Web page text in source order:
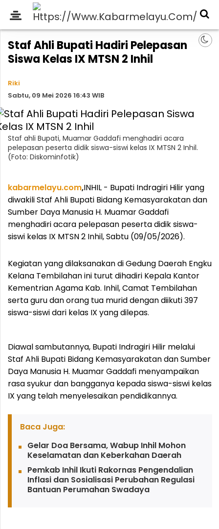
Staf Ahli Bupati Hadiri Pelepasan
Siswa Kelas IX MTSN 2 Inhil
Riki
Sabtu, 09 Mei 2026 16:43 WIB
Staf ahli Bupati, Muamar Gaddafi menghadiri acara
pelepasan peserta didik siswa-siswi kelas IX MTSN 2 Inhil.
(Foto: Diskominfotik)
kabarmelayu.com,INHIL - Bupati Indragiri Hilir yang
diwakili Staf Ahli Bupati Bidang Kemasyarakatan dan
Sumber Daya Manusia H. Muamar Gaddafi
menghadiri acara pelepasan peserta didik siswa-
siswi kelas IX MTSN 2 Inhil, Sabtu (09/05/2026).
Kegiatan yang dilaksanakan di Gedung Daerah Engku
Kelana Tembilahan ini turut dihadiri Kepala Kantor
Kementrian Agama Kab. Inhil, Camat Tembilahan
serta guru dan orang tua murid dengan diikuti 397
siswa-siswi dari kelas IX yang dilepas.
Diawal sambutannya, Bupati Indragiri Hilir melalui
Staf Ahli Bupati Bidang Kemasyarakatan dan Sumber
Daya Manusia H. Muamar Gaddafi menyampaikan
rasa syukur dan bangganya kepada siswa-siswi kelas
IX yang telah menyelesaikan pendidikannya.
Baca Juga:
Gelar Doa Bersama, Wabup Inhil Mohon
Keselamatan dan Keberkahan Daerah
Pemkab Inhil Ikuti Rakornas Pengendalian
Inflasi dan Sosialisasi Perubahan Regulasi
Bantuan Perumahan Swadaya